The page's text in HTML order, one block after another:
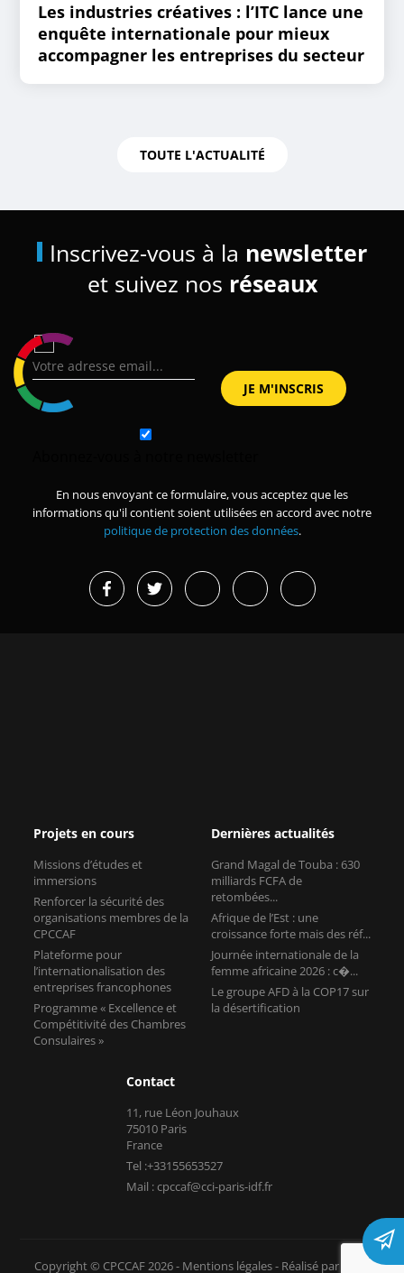
Les industries créatives : l’ITC lance une
enquête internationale pour mieux
accompagner les entreprises du secteur
TOUTE L'ACTUALITÉ
Inscrivez-vous à la newsletter
et suivez nos réseaux
En nous envoyant ce formulaire, vous acceptez que les
informations qu'il contient soient utilisées en accord avec notre
politique de protection des données.
Projets en cours
Missions d’études et
immersions
Renforcer la sécurité des
organisations membres de la
CPCCAF
Plateforme pour
l’internationalisation des
entreprises francophones
Programme « Excellence et
Compétitivité des Chambres
Consulaires »
Dernières actualités
Grand Magal de Touba : 630
milliards FCFA de
retombées...
Afrique de l’Est : une
croissance forte mais des réf...
Journée internationale de la
femme africaine 2026 : c�...
Le groupe AFD à la COP17 sur
la désertification
Contact
11, rue Léon Jouhaux
75010 Paris
France
Tel :+33155653527
Mail : cpccaf@cci-paris-idf.fr
Copyright © CPCCAF 2026 - Mentions légales- Réalisé par Tokiz